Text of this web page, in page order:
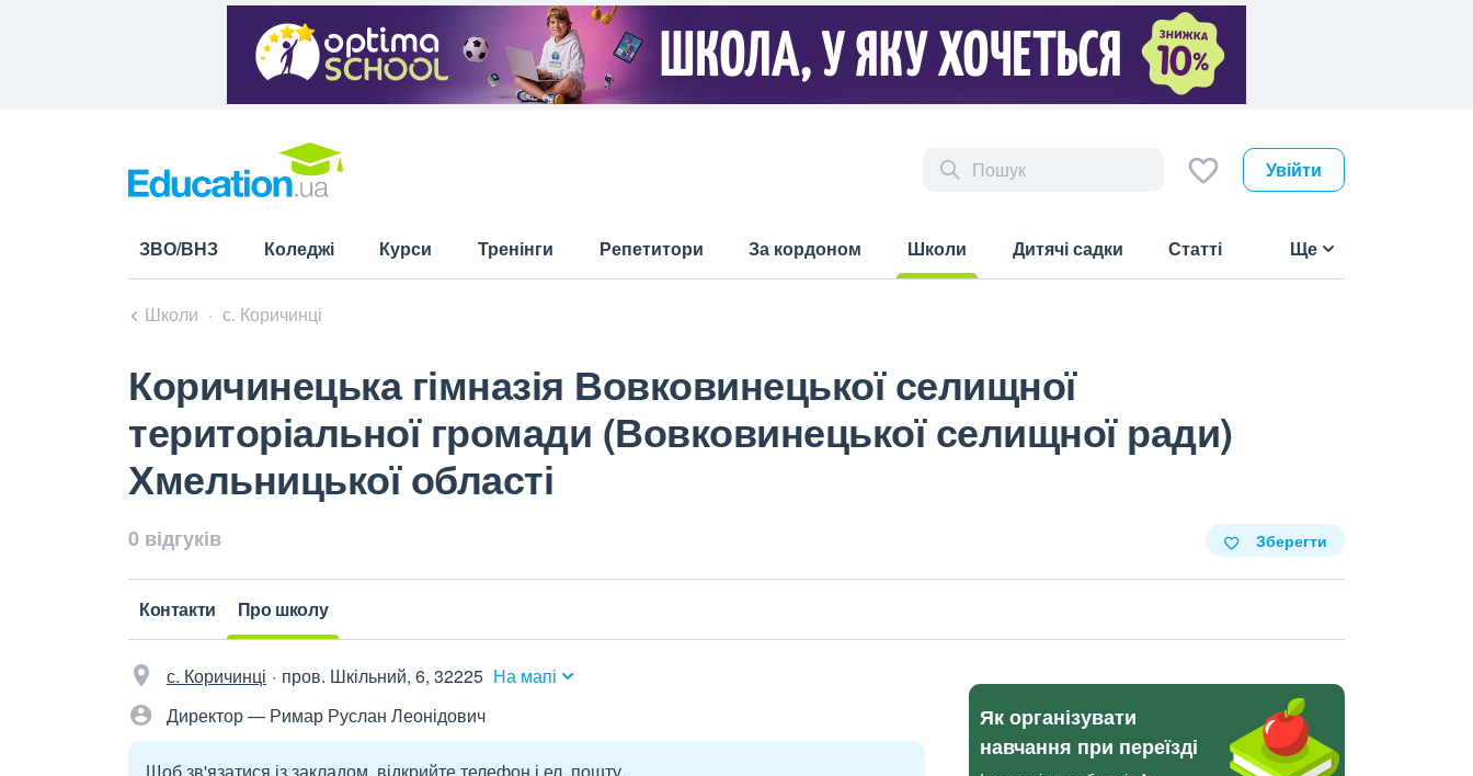
Увійти
ЗВО/ВНЗ Коледжі Курси Тренінги Репетитори За кордоном
Школи
Дитячі садки Статті Ще
Школи с. Коричинці
Коричинецька гімназія Вовковинецької селищної
територіальної громади (Вовковинецької селищної ради)
Хмельницької області
0 відгуків Зберегти
Контакти Про школу
с. Коричинці пров. Шкільний, 6, 32225 На мапі
Директор — Римар Руслан Леонідович
Як організувати
навчання при переїзді